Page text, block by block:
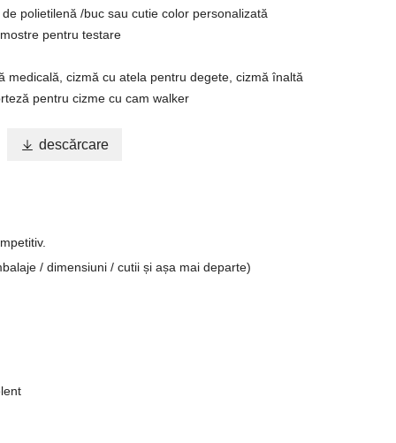
polietilenă /buc sau cutie color personalizată
pentru testare
medicală, cizmă cu atela pentru degete, cizmă înaltă
pentru cizme cu cam walker
 descărcare
/ dimensiuni / cutii și așa mai departe)